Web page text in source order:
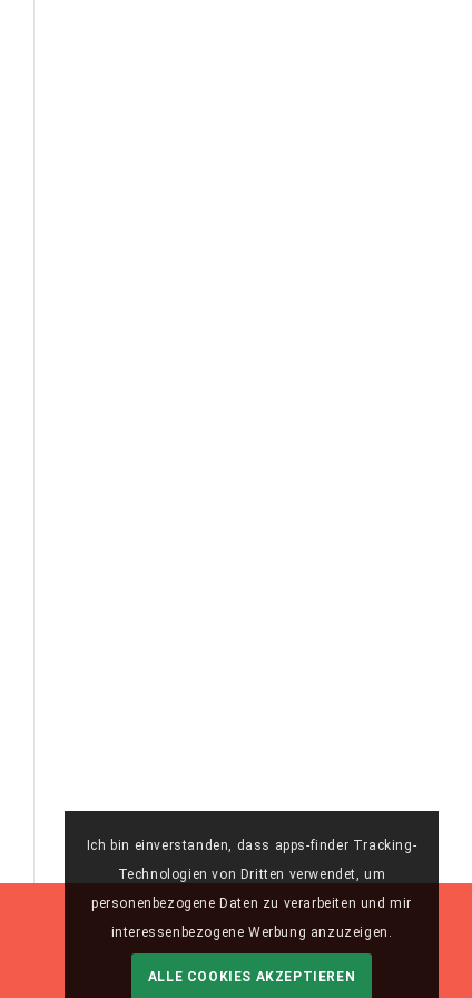
Ich bin einverstanden, dass apps-finder Tracking-
Technologien von Dritten verwendet, um
personenbezogene Daten zu verarbeiten und mir
interessenbezogene Werbung anzuzeigen.
ALLE COOKIES AKZEPTIEREN